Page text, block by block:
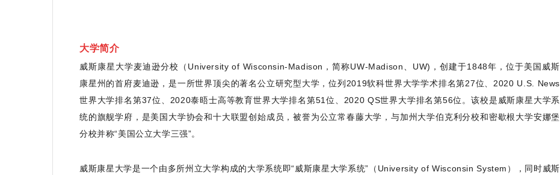
大学简介
威斯康星大学麦迪逊分校（University of Wisconsin-Madison，简称UW-Madison、UW)，创建于1848年，位于美国威斯
康星州的首府麦迪逊，是一所世界顶尖的著名公立研究型大学，位列2019软科世界大学学术排名第27位、2020 U.S. News
世界大学排名第37位、2020泰晤士高等教育世界大学排名第51位、2020 QS世界大学排名第56位。该校是威斯康星大学系
统的旗舰学府，是美国大学协会和十大联盟创始成员，被誉为公立常春藤大学，与加州大学伯克利分校和密歇根大学安娜堡
分校并称“美国公立大学三强”。
威斯康星大学是一个由多所州立大学构成的大学系统即“威斯康星大学系统”（University of Wisconsin System），同时威斯